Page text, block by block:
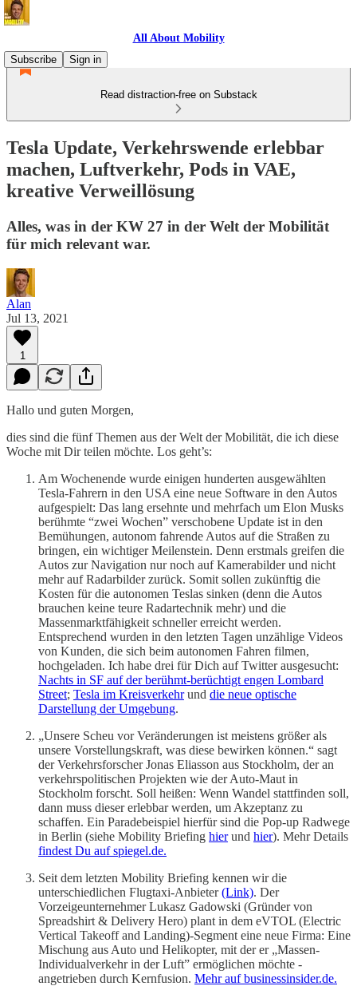
All About Mobility
Subscribe
Sign in
Read distraction-free on Substack
Tesla Update, Verkehrswende erlebbar
machen, Luftverkehr, Pods in VAE,
kreative Verweillösung
Alles, was in der KW 27 in der Welt der Mobilität
für mich relevant war.
Alan
Jul 13, 2021
1
Hallo und guten Morgen,
dies sind die fünf Themen aus der Welt der Mobilität, die ich diese
Woche mit Dir teilen möchte. Los geht’s:
Am Wochenende wurde einigen hunderten ausgewählten
Tesla-Fahrern in den USA eine neue Software in den Autos
aufgespielt: Das lang ersehnte und mehrfach um Elon Musks
berühmte “zwei Wochen” verschobene Update ist in den
Bemühungen, autonom fahrende Autos auf die Straßen zu
bringen, ein wichtiger Meilenstein. Denn erstmals greifen die
Autos zur Navigation nur noch auf Kamerabilder und nicht
mehr auf Radarbilder zurück. Somit sollen zukünftig die
Kosten für die autonomen Teslas sinken (denn die Autos
brauchen keine teure Radartechnik mehr) und die
Massenmarktfähigkeit schneller erreicht werden.
Entsprechend wurden in den letzten Tagen unzählige Videos
von Kunden, die sich beim autonomen Fahren filmen,
hochgeladen. Ich habe drei für Dich auf Twitter ausgesucht:
Nachts in SF auf der berühmt-berüchtigt engen Lombard
Street; Tesla im Kreisverkehrund die neue optische
Darstellung der Umgebung.
„Unsere Scheu vor Veränderungen ist meistens größer als
unsere Vorstellungskraft, was diese bewirken können.“ sagt
der Verkehrsforscher Jonas Eliasson aus Stockholm, der an
verkehrspolitischen Projekten wie der Auto-Maut in
Stockholm forscht. Soll heißen: Wenn Wandel stattfinden soll,
dann muss dieser erlebbar werden, um Akzeptanz zu
schaffen. Ein Paradebeispiel hierfür sind die Pop-up Radwege
in Berlin (siehe Mobility Briefing hierund hier). Mehr Details
findest Du auf spiegel.de.
Seit dem letzten Mobility Briefing kennen wir die
unterschiedlichen Flugtaxi-Anbieter(Link). Der
Vorzeigeunternehmer Lukasz Gadowski (Gründer von
Spreadshirt & Delivery Hero) plant in dem eVTOL (Electric
Vertical Takeoff and Landing)-Segment eine neue Firma: Eine
Mischung aus Auto und Helikopter, mit der er „Massen-
Individualverkehr in der Luft” ermöglichen möchte -
angetrieben durch Kernfusion. Mehr auf businessinsider.de.